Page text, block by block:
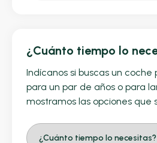
¿Cuánto tiempo lo
Indícanos si buscas un coche
para un par de años o para
mostramos las opciones que